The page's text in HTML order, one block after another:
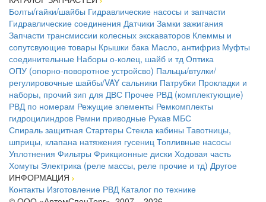
Болты/гайки/шайбы Гидравлические насосы и запчасти
Гидравлические соединения Датчики Замки зажигания
Запчасти трансмиссии колесных экскаваторов Клеммы и
сопутсвующие товары Крышки бака Масло, антифриз Муфты
соединительные Наборы о-колец, шайб и тд Оптика
ОПУ (опорно-поворотное устройсво) Пальцы/втулки/
регулировочные шайбы/VAY сальники Патрубки Прокладки и
наборы, прочий зип для ДВС Прочее РВД (комплектующие)
РВД по номерам Режущие элементы Ремкомплекты
гидроцилиндров Ремни приводные Рукав МБС
Спираль защитная Стартеры Стекла кабины Тавотницы,
шприцы, клапана натяжения гусениц Топливные насосы
Уплотнения Фильтры Фрикционные диски Ходовая часть
Хомуты Электрика (реле массы, реле прочие и тд) Другое
ИНФОРМАЦИЯ
Контакты Изготовление РВД Каталог по технике